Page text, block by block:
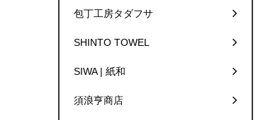
包丁工房タダフサ
SHINTO TOWEL
SIWA | 紙和
須浪亨商店